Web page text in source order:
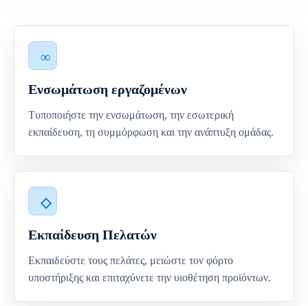
Ενσωμάτωση εργαζομένων
Τυποποιήστε την ενσωμάτωση, την εσωτερική
εκπαίδευση, τη συμμόρφωση και την ανάπτυξη ομάδας.
Εκπαίδευση Πελατών
Εκπαιδεύστε τους πελάτες, μειώστε τον φόρτο
υποστήριξης και επιταχύνετε την υιοθέτηση προϊόντων.